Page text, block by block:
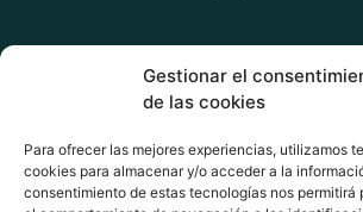
Gestionar el
de las cookies
Para ofrecer las mejores experiencias, utilizamos
cookies para almacenar y/o acceder a la
consentimiento de estas tecnologías nos permitirá
Contacto
presidente@actme.es
administracion@actme.es